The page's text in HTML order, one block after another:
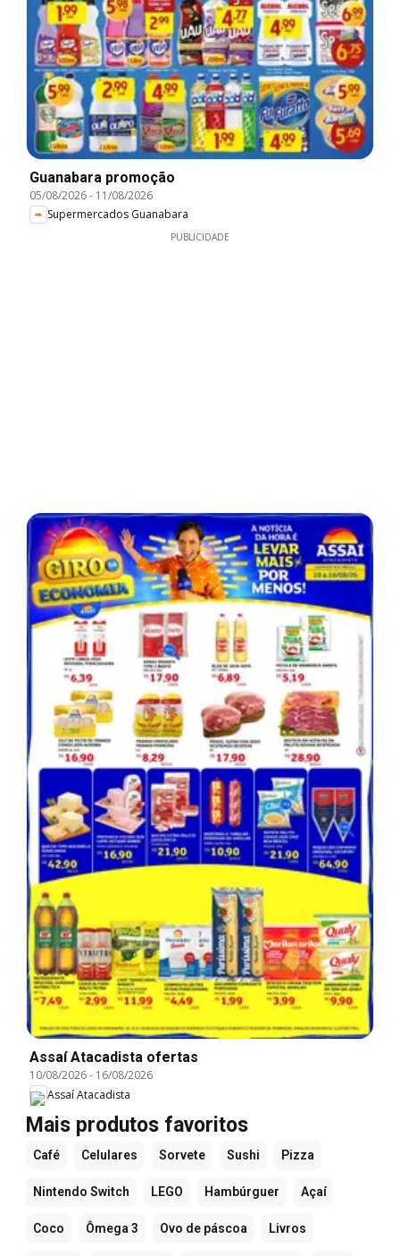
Guanabara promoção
05/08/2026- 11/08/2026
Supermercados Guanabara
PUBLICIDADE
Assaí Atacadista ofertas
10/08/2026- 16/08/2026
Assaí Atacadista
Mais produtos favoritos
Café Celulares Sorvete Sushi Pizza
Nintendo Switch LEGO Hambúrguer Açaí
Coco Ômega 3 Ovo de páscoa Livros